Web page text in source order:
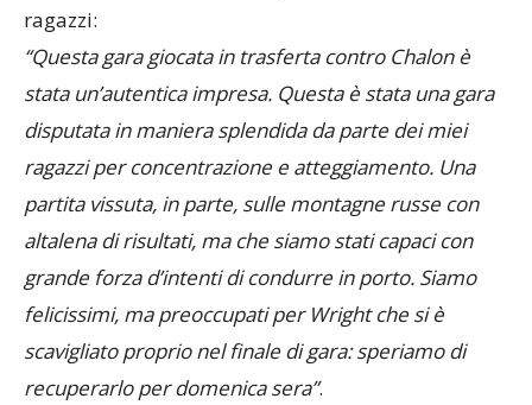
ragazzi:
“Questa gara giocata in trasferta contro Chalon è
stata un’autentica impresa. Questa è stata una gara
disputata in maniera splendida da parte dei miei
ragazzi per concentrazione e atteggiamento. Una
partita vissuta, in parte, sulle montagne russe con
altalena di risultati, ma che siamo stati capaci con
grande forza d’intenti di condurre in porto. Siamo
felicissimi, ma preoccupati per Wright che si è
scavigliato proprio nel finale di gara: speriamo di
recuperarlo per domenica sera”.